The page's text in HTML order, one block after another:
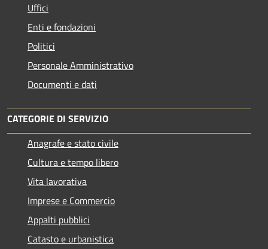
Uffici
Enti e fondazioni
Politici
Personale Amministrativo
Documenti e dati
CATEGORIE DI SERVIZIO
Anagrafe e stato civile
Cultura e tempo libero
Vita lavorativa
Imprese e Commercio
Appalti pubblici
Catasto e urbanistica